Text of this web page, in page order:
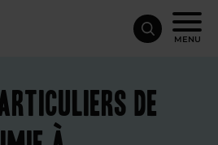
MENU
de